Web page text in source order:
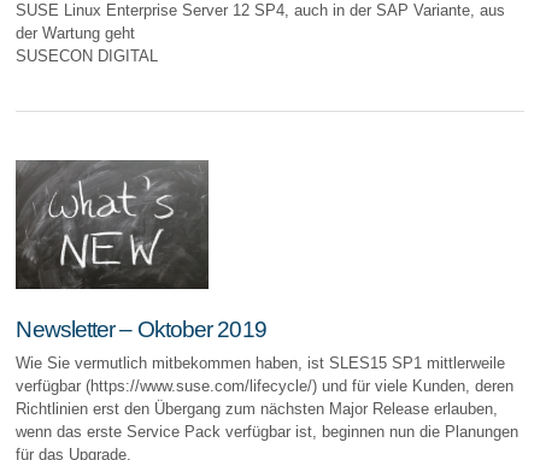
SUSE Linux Enterprise Server 12 SP4, auch in der SAP Variante, aus
der Wartung geht
SUSECON DIGITAL
Newsletter – Oktober 2019
Wie Sie vermutlich mitbekommen haben, ist SLES15 SP1 mittlerweile
verfügbar (https://www.suse.com/lifecycle/) und für viele Kunden, deren
Richtlinien erst den Übergang zum nächsten Major Release erlauben,
wenn das erste Service Pack verfügbar ist, beginnen nun die Planungen
für das Upgrade.